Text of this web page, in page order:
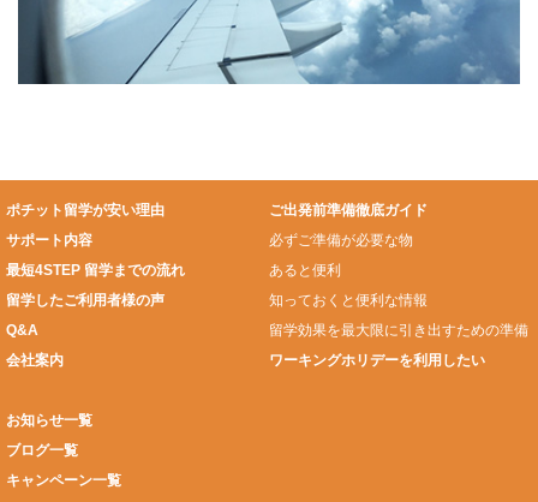
ポチット留学が安い理由
サポート内容
最短4STEP 留学までの流れ
留学したご利用者様の声
Q&A
会社案内
ご出発前準備徹底ガイド
必ずご準備が必要な物
あると便利
知っておくと便利な情報
留学効果を最大限に引き出すための準備
ワーキングホリデーを利用したい
お知らせ一覧
ブログ一覧
キャンペーン一覧